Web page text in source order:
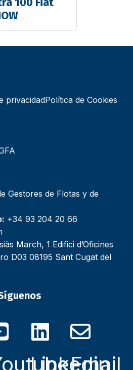
privacidadPolítica de Cookies
Gestores de Flotas y de
+34 93 204 20 66
March, 1 Edifici d’Oficines
D03 08195 Sant Cugat del
Linkedin
Email